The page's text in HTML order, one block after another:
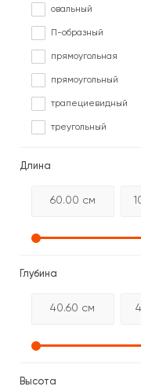
овальный
П-образный
прямоугольная
прямоугольный
трапециевидный
треугольный
Длина
Глубина
Высота